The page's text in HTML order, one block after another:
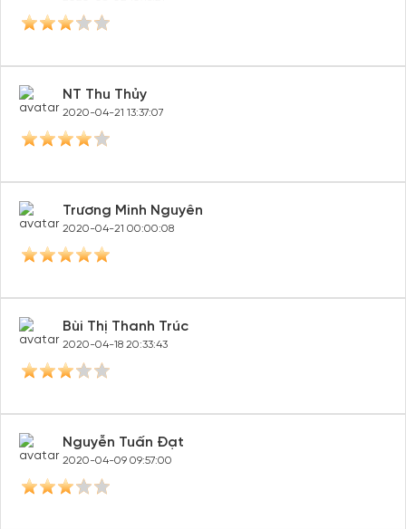
NT Thu Thủy
2020-04-21 13:37:07
Trương Minh Nguyên
2020-04-21 00:00:08
Bùi Thị Thanh Trúc
2020-04-18 20:33:43
Nguyễn Tuấn Đạt
2020-04-09 09:57:00